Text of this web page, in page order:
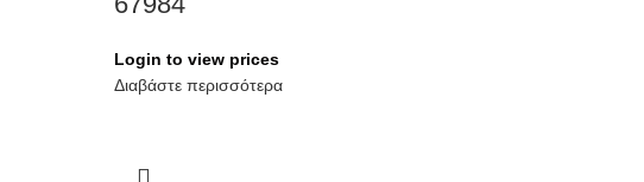
Login to view prices
Διαβάστε περισσότερα